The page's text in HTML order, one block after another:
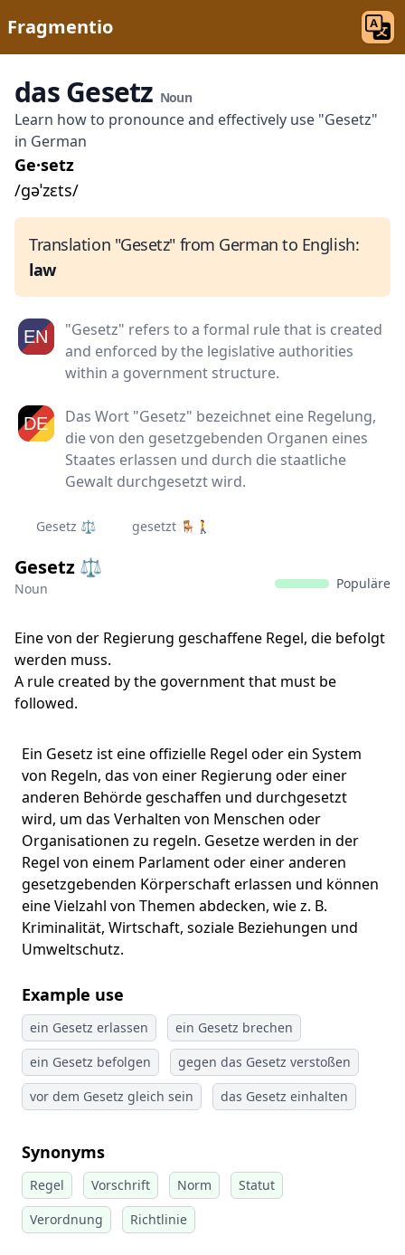
Fragmentio
das Gesetz Noun
Learn how to pronounce and effectively use "Gesetz"
in German
Ge·setz
/ɡəˈzɛts/
Translation "Gesetz" from German to English:
law
"Gesetz" refers to a formal rule that is created
and enforced by the legislative authorities
within a government structure.
Das Wort "Gesetz" bezeichnet eine Regelung,
die von den gesetzgebenden Organen eines
Staates erlassen und durch die staatliche
Gewalt durchgesetzt wird.
Gesetz ⚖️ gesetzt 🪑🚶
Gesetz ⚖️
Noun Populäre
Eine von der Regierung geschaffene Regel, die befolgt
werden muss.
A rule created by the government that must be
followed.
Ein Gesetz ist eine offizielle Regel oder ein System
von Regeln, das von einer Regierung oder einer
anderen Behörde geschaffen und durchgesetzt
wird, um das Verhalten von Menschen oder
Organisationen zu regeln. Gesetze werden in der
Regel von einem Parlament oder einer anderen
gesetzgebenden Körperschaft erlassen und können
eine Vielzahl von Themen abdecken, wie z. B.
Kriminalität, Wirtschaft, soziale Beziehungen und
Umweltschutz.
Example use
ein Gesetz erlassen
ein Gesetz brechen
ein Gesetz befolgen
gegen das Gesetz verstoßen
vor dem Gesetz gleich sein
das Gesetz einhalten
Synonyms
Regel Vorschrift Norm
Statut
Verordnung
Richtlinie